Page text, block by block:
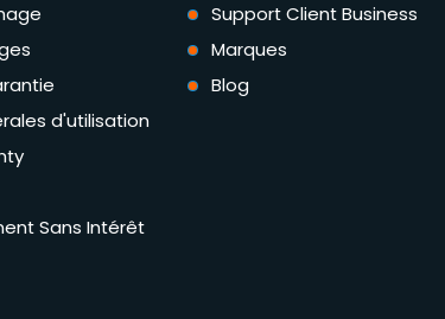
d'utilisation
Sans Intérêt
Support Client Business
Marques
Blog